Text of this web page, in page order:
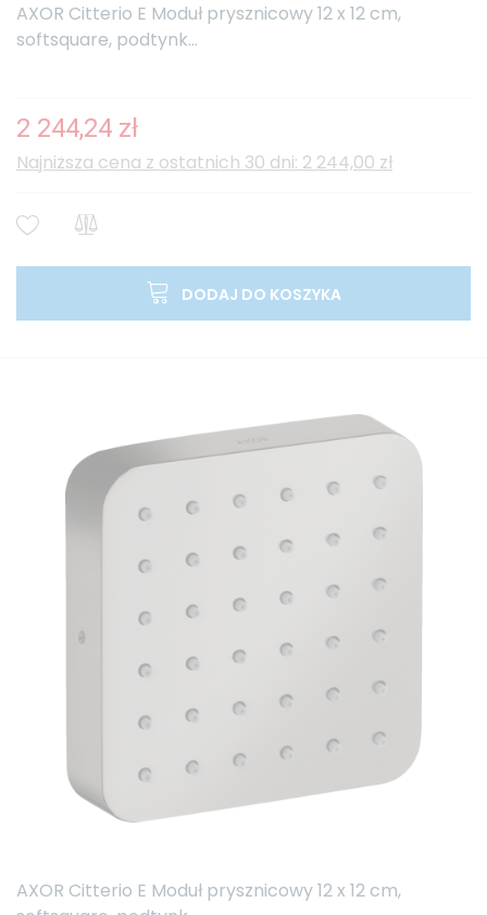
AXOR Citterio E Moduł prysznicowy 12 x 12 cm,
softsquare, podtynk...
2 244,24 zł
Najniższa cena z ostatnich 30 dni: 2 244,00 zł
DODAJ DO KOSZYKA
AXOR Citterio E Moduł prysznicowy 12 x 12 cm,